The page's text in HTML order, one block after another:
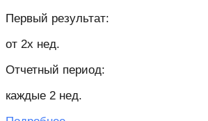
Первый результат:
от 2х нед.
Отчетный период:
каждые 2 нед.